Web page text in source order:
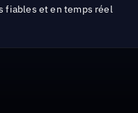
fiables et en temps réel